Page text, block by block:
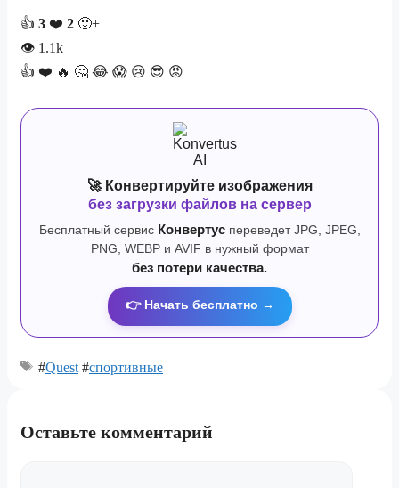
👍 3 ❤️ 2 🙂+
👁 1.1k
👍 ❤️ 🔥 🤔 😂 😱 😢 😎 😡
🚀 Конвертируйте изображения
без загрузки файлов на сервер
Бесплатный сервис Конвертуспереведет JPG, JPEG,
PNG, WEBP и AVIF в нужный формат
без потери качества.
👉 Начать бесплатно →
#Quest #спортивные
Оставьте комментарий